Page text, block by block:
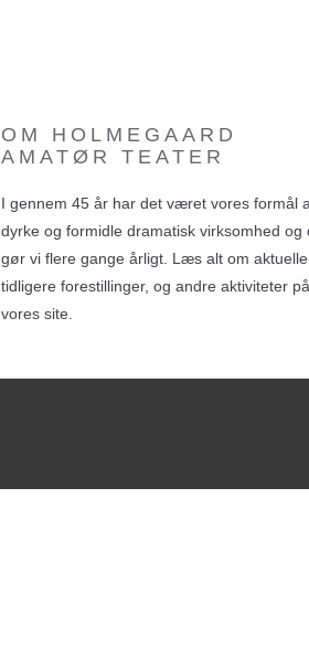
OM HOLMEGAARD
AMATØR TEATER
I gennem 45 år har det været vores formål
dyrke og formidle dramatisk virksomhed og
gør vi flere gange årligt. Læs alt om
tidligere forestillinger, og andre aktiviteter på
vores site.